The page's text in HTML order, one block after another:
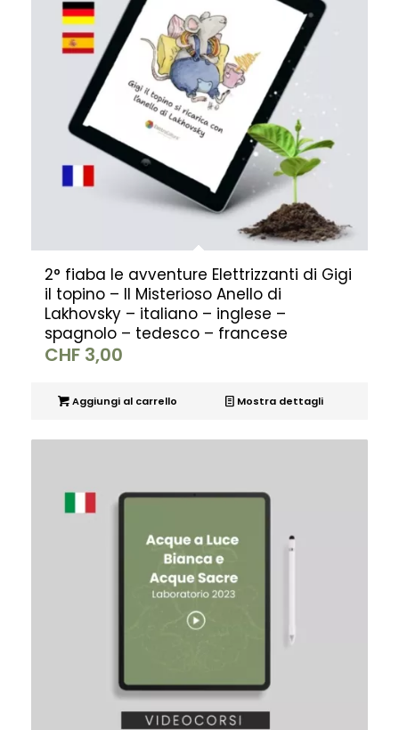
2° fiaba le avventure Elettrizzanti di Gigi
il topino – Il Misterioso Anello di
Lakhovsky – italiano – inglese –
spagnolo – tedesco – francese
CHF3,00
Aggiungi al carrello Mostra dettagli